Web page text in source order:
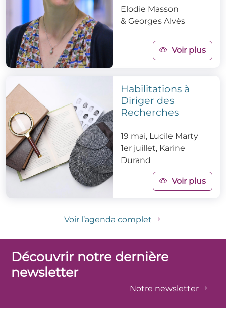
Elodie Masson
& Georges Alvès
Voir plus
Habilitations à
Diriger des
Recherches
19 mai, Lucile Marty
1er juillet, Karine
Durand
Voir plus
Voir l’agenda complet
Découvrir notre dernière
newsletter
Notre newsletter